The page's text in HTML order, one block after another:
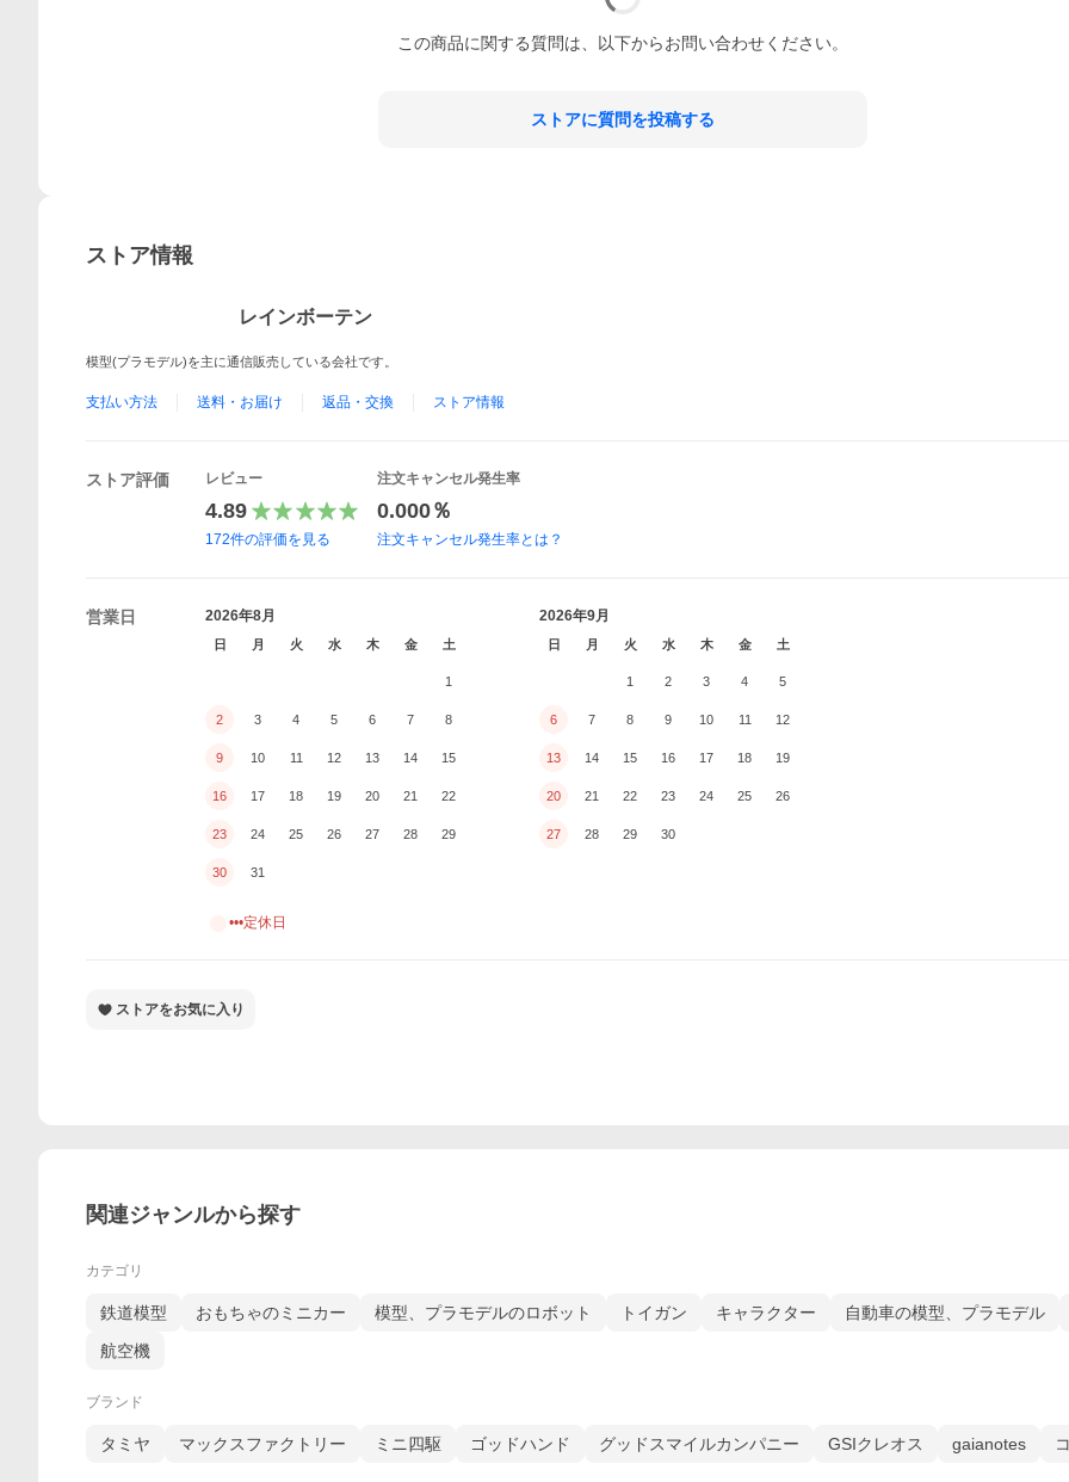
この商品に関する質問は、以下からお問い合わせください。
ストアに質問を投稿する
ストア情報
レインボーテン
模型(プラモデル)を主に通信販売している会社です。
支払い方法 送料・お届け 返品・交換 ストア情報
ストア評価 レビュー
4.89
172件の評価を見る
注文キャンセル発生率
0.000％
注文キャンセル発生率とは？
営業日 2026年8月
日 月 火 水 木 金 土
1
2 3 4 5 6 7 8
9 10 11 12 13 14 15
16 17 18 19 20 21 22
23 24 25 26 27 28 29
30 31
2026年9月
日 月 火 水 木 金 土
1 2 3 4 5
6 7 8 9 10 11 12
13 14 15 16 17 18 19
20 21 22 23 24 25 26
27 28 29 30
•••定休日
ストアをお気に入り
関連ジャンルから探す
カテゴリ
鉄道模型 おもちゃのミニカー 模型、プラモデルのロボット トイガン キャラクター
自動車の模型、プラモデル
航空機
ブランド
タミヤ マックスファクトリー ミニ四駆 ゴッドハンド グッドスマイルカンパニー GSIクレオス gaianotes